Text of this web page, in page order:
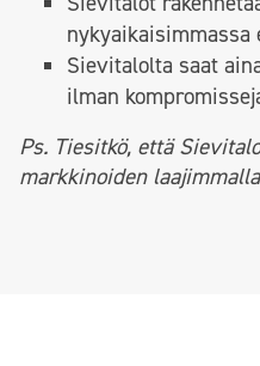
nykyaikaisimmassa
Sievitalolta saat
ilman
Ps. Tiesitkö, että
markkinoiden laajimmalla